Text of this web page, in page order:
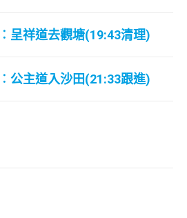
呈祥道去觀塘(19:43清理)
公主道入沙田(21:33跟進)